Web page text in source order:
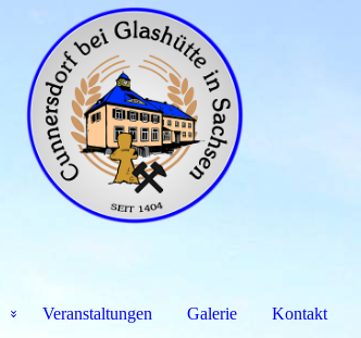
Veranstaltungen Galerie Kontakt